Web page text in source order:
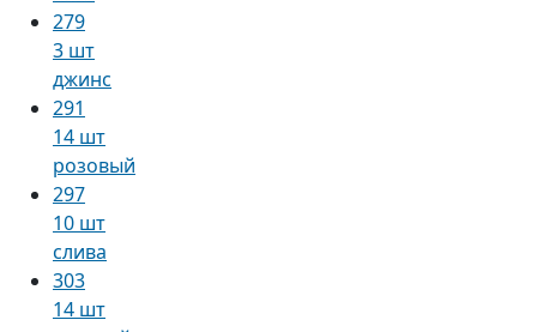
279
3 шт
джинс
291
14 шт
розовый
297
10 шт
слива
303
14 шт